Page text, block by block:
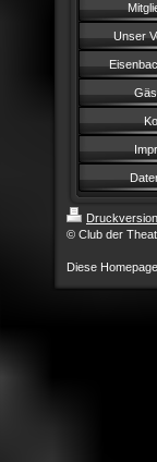
Unser
Druckversion
© Club der
Diese